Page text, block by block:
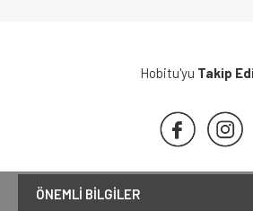
Hobitu'yu Takip
ÖNEMLI BILGILER